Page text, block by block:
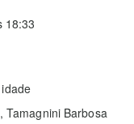
18:33
Tamagnini Barbosa